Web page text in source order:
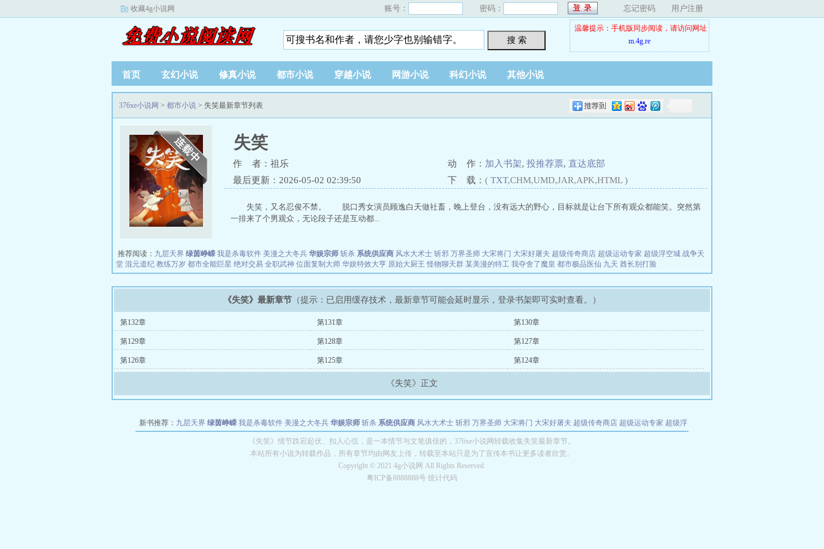
收藏4g小说网 账号： 密码： 忘记密码 用户注册
搜 索
温馨提示：手机版同步阅读，请访问网址
m.4g.re
首页 玄幻小说 修真小说 都市小说 穿越小说 网游小说 科幻小说 其他小说
376xe小说网 > 都市小说 > 失笑最新章节列表
失笑
作 者：祖乐 动 作： 加入书架, 投推荐票, 直达底部
最后更新：2026-05-02 02:39:50
下 载： ( TXT,CHM,UMD,JAR,APK,HTML )
失笑，又名忍俊不禁。 脱口秀女演员顾逸白天做社畜，晚上登台，没有远大的野心，目标就是让台下所有观众都能笑。突然第
一排来了个男观众，无论段子还是互动都...
推荐阅读： 九层天界 绿茵峥嵘 我是杀毒软件 美漫之大冬兵 华娱宗师 斩杀 系统供应商 风水大术士 斩邪 万界圣师 大宋将门 大宋好屠夫 超级传奇商店 超级运动专家 超级浮空城 战争天
堂 混元道纪 教练万岁 都市全能巨星 绝对交易 全职武神 位面复制大师 华娱特效大亨 原始大厨王 怪物聊天群 某美漫的特工 我夺舍了魔皇 都市极品医仙 九天 酋长别打脸
《失笑》最新章节 （提示：已启用缓存技术，最新章节可能会延时显示，登录书架即可实时查看。）
第132章 第131章 第130章
第129章 第128章 第127章
第126章 第125章 第124章
《失笑》正文
新书推荐： 九层天界 绿茵峥嵘 我是杀毒软件 美漫之大冬兵 华娱宗师 斩杀 系统供应商 风水大术士 斩邪 万界圣师 大宋将门 大宋好屠夫 超级传奇商店 超级运动专家 超级浮
都市全能巨星 绝对交易 全职武神 位面复制大师 华娱特效大亨 原始大厨王 怪物聊天群 某美漫的特工
长别打脸
《失笑》情节跌宕起伏、扣人心弦，是一本情节与文笔俱佳的，376xe小说网转载收集失笑最新章节。
本站所有小说为转载作品，所有章节均由网友上传，转载至本站只是为了宣传本书让更多读者欣赏。
Copyright © 2021 4g小说网 All Rights Reserved.
粤ICP备8888888号 统计代码